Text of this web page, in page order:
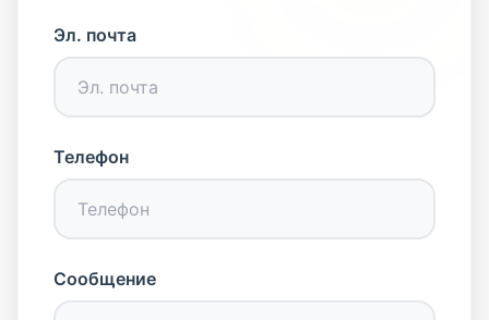
Эл. почта
Телефон
Сообщение